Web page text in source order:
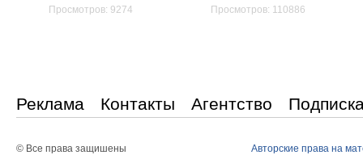
Просмотров: 9274
Просмотров: 110886
Реклама Контакты Агентство
© Все права защишены
Авторские права на